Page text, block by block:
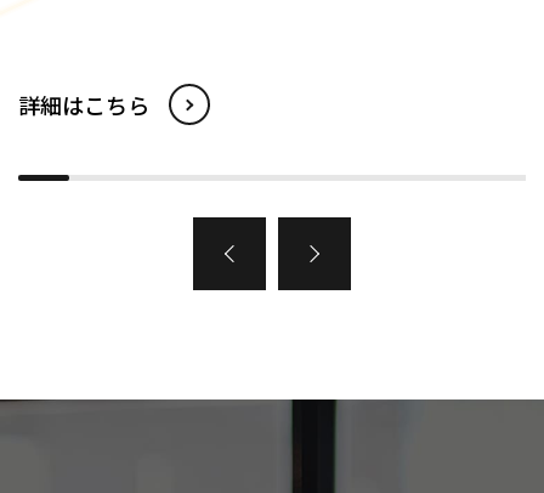
詳細はこちら